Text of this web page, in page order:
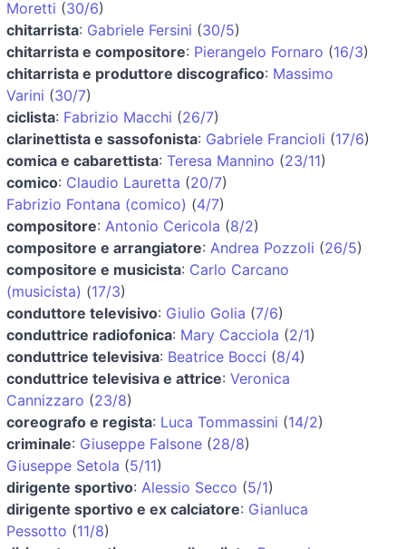
Moretti (30/6)
chitarrista: Gabriele Fersini (30/5)
chitarrista e compositore: Pierangelo Fornaro (16/3)
chitarrista e produttore discografico: Massimo
Varini (30/7)
ciclista: Fabrizio Macchi (26/7)
clarinettista e sassofonista: Gabriele Francioli (17/6)
comica e cabarettista: Teresa Mannino (23/11)
comico: Claudio Lauretta (20/7)
Fabrizio Fontana (comico) (4/7)
compositore: Antonio Cericola (8/2)
compositore e arrangiatore: Andrea Pozzoli (26/5)
compositore e musicista: Carlo Carcano
(musicista) (17/3)
conduttore televisivo: Giulio Golia (7/6)
conduttrice radiofonica: Mary Cacciola (2/1)
conduttrice televisiva: Beatrice Bocci (8/4)
conduttrice televisiva e attrice: Veronica
Cannizzaro (23/8)
coreografo e regista: Luca Tommassini (14/2)
criminale: Giuseppe Falsone (28/8)
Giuseppe Setola (5/11)
dirigente sportivo: Alessio Secco (5/1)
dirigente sportivo e ex calciatore: Gianluca
Pessotto (11/8)